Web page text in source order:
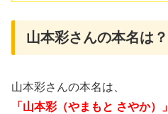
山本彩さんの本名は？
山本彩さんの本名は、
「山本彩（やまもと さやか）」